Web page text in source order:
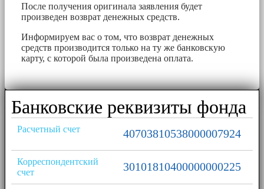
После получения оригинала заявления будет
произведен возврат денежных средств.
Информируем вас о том, что возврат денежных
средств производится только на ту же банковскую
карту, с которой была произведена оплата.
Банковские реквизиты фонда
Расчетный счет 40703810538000007924
Корреспондентский
счет
30101810400000000225